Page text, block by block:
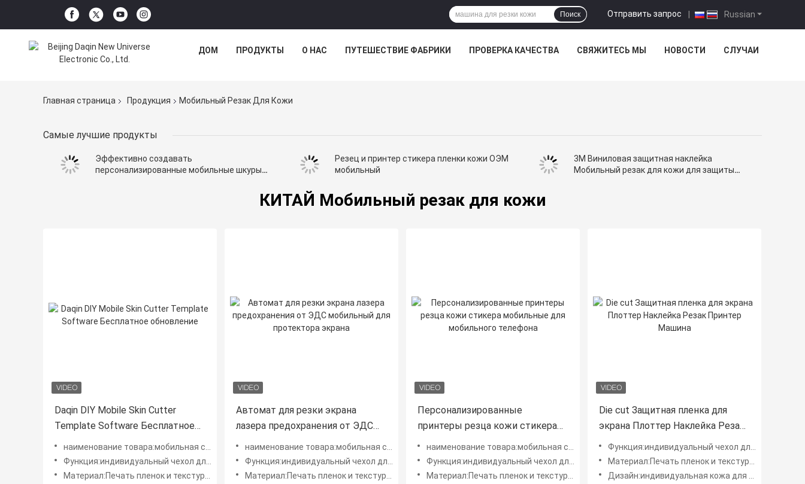
Russian
Отправить запрос |
Поиск
ДОМ ПРОДУКТЫ О НАС ПУТЕШЕСТВИЕ ФАБРИКИ ПРОВЕРКА КАЧЕСТВА СВЯЖИТЕСЬ МЫ НОВОСТИ СЛУЧАИ
Главная страница Продукция Мобильный Резак Для Кожи
Самые лучшие продукты
Эффективно создавать
персонализированные мобильные шкуры
программного обеспечения для резки кожи
Резец и принтер стикера пленки кожи ОЭМ
мобильный
3M Виниловая защитная наклейка
Мобильный резак для кожи для защиты
КИТАЙ Мобильный резак для кожи
Daqin DIY Mobile Skin Cutter
Template Software Бесплатное
наименование товара:мобильная система для создания косметических средств
Функция:индивидуальный чехол для мобильного телефона
Материал:Печать пленок и текстурных виниловых наклеек
Автомат для резки экрана
лазера предохранения от ЭДС
мобильный для протектора
экрана
наименование товара:мобильная система для создания косметических средств
Функция:индивидуальный чехол для мобильного телефона
Материал:Печать пленок и текстурных виниловых наклеек
Персонализированные
принтеры резца кожи стикера
мобильные для мобильного
телефона
наименование товара:мобильная система для создания косметических средств
Функция:индивидуальный чехол для мобильного телефона
Материал:Печать пленок и текстурных виниловых наклеек
Die cut Защитная пленка для
экрана Плоттер Наклейка Резак
Принтер Машина
Функция:индивидуальный чехол для мобильного телефона
Материал:Печать пленок и текстурных виниловых наклеек
Дизайн:индивидуальная кожа для телефона своими руками